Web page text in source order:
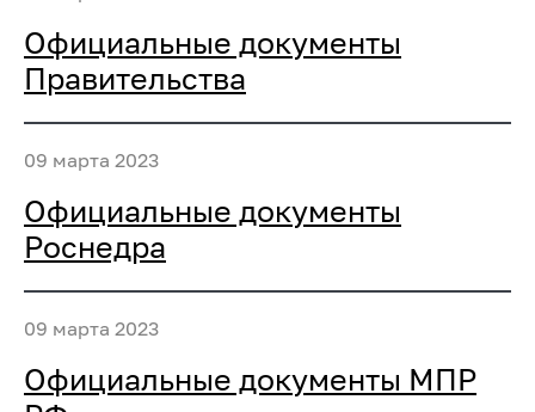
Официальные документы
Правительства
09 марта 2023
Официальные документы
Роснедра
09 марта 2023
Официальные документы МПР